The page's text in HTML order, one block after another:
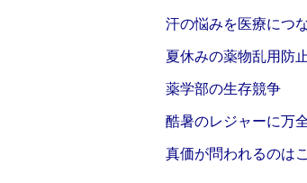
汗の悩みを医療につ
夏休みの薬物乱用防止
薬学部の生存競争
酷暑のレジャーに万
真価が問われるのは